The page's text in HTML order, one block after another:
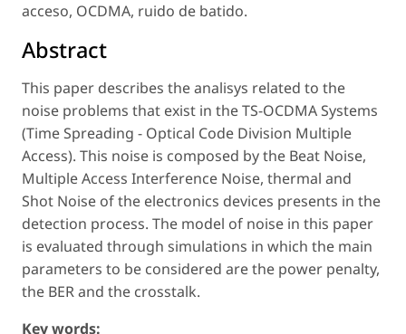
acceso, OCDMA, ruido de batido.
Abstract
This paper describes the analisys related to the
noise problems that exist in the TS-OCDMA Systems
(Time Spreading - Optical Code Division Multiple
Access). This noise is composed by the Beat Noise,
Multiple Access Interference Noise, thermal and
Shot Noise of the electronics devices presents in the
detection process. The model of noise in this paper
is evaluated through simulations in which the main
parameters to be considered are the power penalty,
the BER and the crosstalk.
Key words: